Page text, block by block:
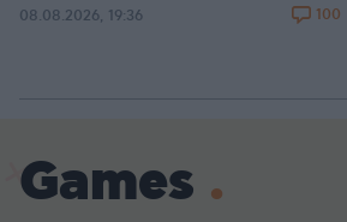
08.08.2026, 19:36 100
Games